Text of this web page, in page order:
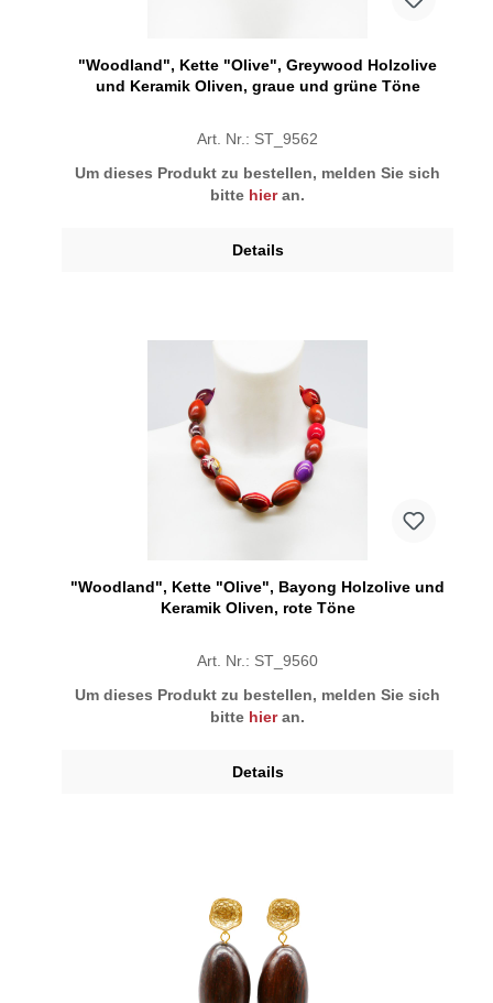
"Woodland", Kette "Olive", Greywood Holzolive
und Keramik Oliven, graue und grüne Töne
Art. Nr.: ST_9562
Um dieses Produkt zu bestellen, melden Sie sich
bitte hieran.
Details
"Woodland", Kette "Olive", Bayong Holzolive und
Keramik Oliven, rote Töne
Art. Nr.: ST_9560
Um dieses Produkt zu bestellen, melden Sie sich
bitte hieran.
Details